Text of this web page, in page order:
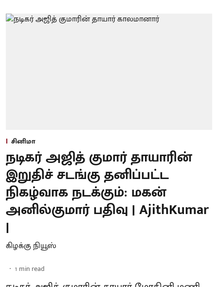
சினிமா
நடிகர் அஜித் குமார் தாயாரின்
இறுதிச் சடங்கு தனிப்பட்ட
நிகழ்வாக நடக்கும்: மகன்
அனில்குமார் பதிவு | AjithKumar
|
கிழக்கு நியூஸ்
1 min read